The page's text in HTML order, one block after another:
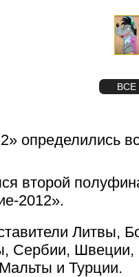
ВСЕ
определились
второй
2012».
Литвы,
Сербии, Швеции,
и Турции.